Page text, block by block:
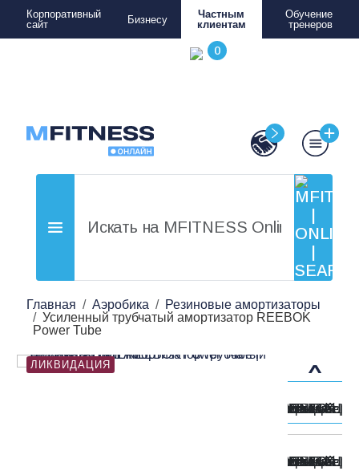
Корпоративный
сайт
Бизнесу
Частным
клиентам
Обучение
тренеров
Главная Аэробика
Резиновые амортизаторы
Усиленный трубчатый амортизатор REEBOK
Power Tube
ЛИКВИДАЦИЯ